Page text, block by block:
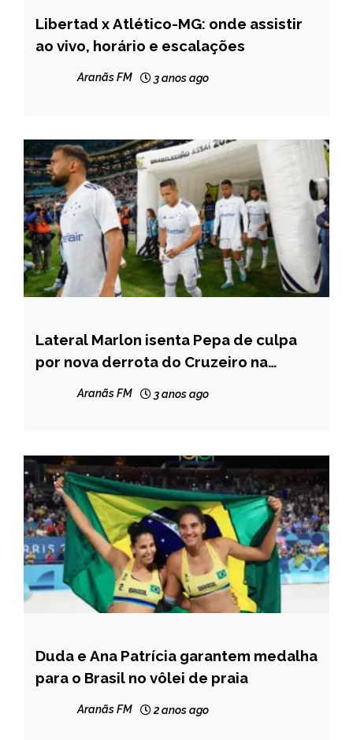
ESPORTES
Libertad x Atlético-MG: onde assistir
ao vivo, horário e escalações
Aranãs FM 3 anos ago
ESPORTES
Lateral Marlon isenta Pepa de culpa
por nova derrota do Cruzeiro na
Aranãs FM 3 anos ago
ESPORTES
Duda e Ana Patrícia garantem medalha
para o Brasil no vôlei de praia
Aranãs FM 2 anos ago